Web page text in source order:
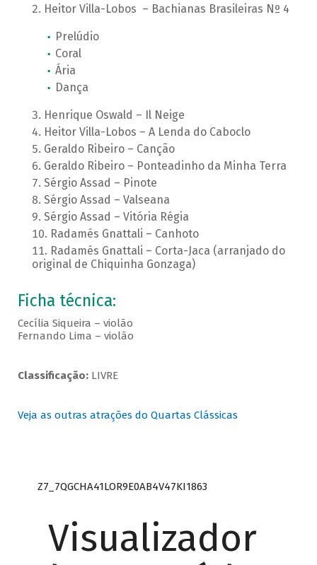
Heitor Villa-Lobos – Bachianas Brasileiras Nº 4
Prelúdio
Coral
Ária
Dança
Henrique Oswald – Il Neige
Heitor Villa-Lobos – A Lenda do Caboclo
Geraldo Ribeiro – Canção
Geraldo Ribeiro – Ponteadinho da Minha Terra
Sérgio Assad – Pinote
Sérgio Assad – Valseana
Sérgio Assad – Vitória Régia
Radamés Gnattali – Canhoto
Radamés Gnattali – Corta-Jaca (arranjado do
original de Chiquinha Gonzaga)
Ficha técnica:
Cecília Siqueira – violão
Fernando Lima – violão
Classificação:LIVRE
Veja as outras atrações do Quartas Clássicas
Z7_7QGCHA41LOR9E0AB4V47KI1863
Visualizador